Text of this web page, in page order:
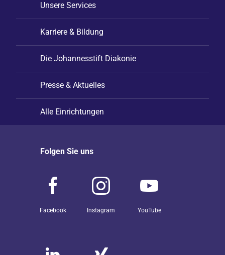
Unsere Services
Karriere & Bildung
Die Johannesstift Diakonie
Presse & Aktuelles
Alle Einrichtungen
Folgen Sie uns
Facebook Instagram YouTube